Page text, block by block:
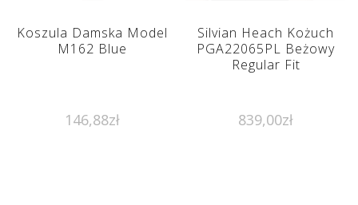
Koszula Damska Model
M162 Blue
146,88zł
Silvian Heach Kożuch
PGA22065PL Beżowy
Regular Fit
839,00zł